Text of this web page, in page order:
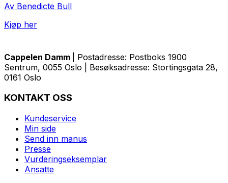
Av Benedicte Bull
Kjøp her
Cappelen Damm
| Postadresse: Postboks 1900
Sentrum, 0055 Oslo | Besøksadresse: Stortingsgata 28,
0161 Oslo
KONTAKT OSS
Kundeservice
Min side
Send inn manus
Presse
Vurderingseksemplar
Ansatte